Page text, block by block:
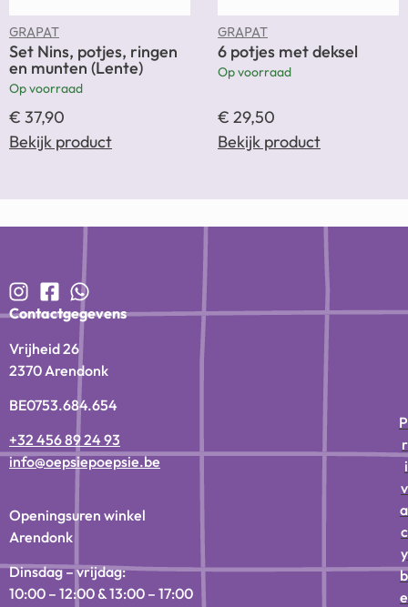
GRAPAT
Set Nins, potjes, ringen
en munten (Lente)
Op voorraad
€ 37,90
Bekijk product
GRAPAT
6 potjes met deksel
Op voorraad
€ 29,50
Bekijk product
Contactgegevens
Vrijheid 26
2370 Arendonk
BE0753.684.654
+32 456 89 24 93
info@oepsiepoepsie.be
Openingsuren winkel
Arendonk
Dinsdag – vrijdag:
10:00 – 12:00 & 13:00 – 17:00
P
r
i
v
a
c
y
b
e